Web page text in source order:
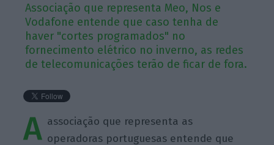
Associação que representa Meo, Nos e
Vodafone entende que caso tenha de
haver "cortes programados" no
fornecimento elétrico no inverno, as redes
de telecomunicações terão de ficar de fora.
A associação que representa as
operadoras portuguesas entende que